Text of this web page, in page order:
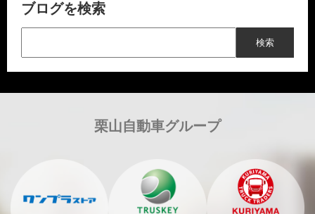
ブログを検索
栗山自動車グループ